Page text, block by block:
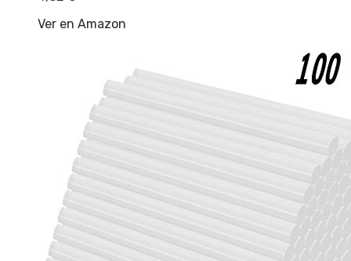
Ver en Amazon